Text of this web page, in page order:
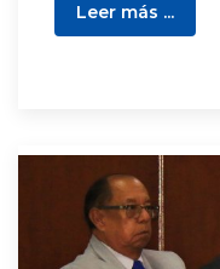
Leer más ...